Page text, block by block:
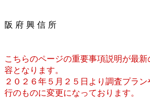
阪 府 興 信 所
こちらのページの重要事項説明が最
容となります。
２０２６年５月２５日より調査プラ
行のものに変更になっております。